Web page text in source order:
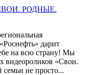
РОДНЫЕ.
дарит
на всю страну! Мы
видеороликов «Свои.
не просто...